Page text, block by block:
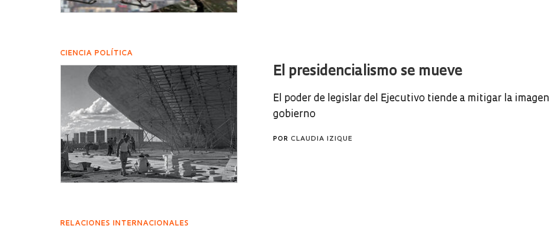
CIENCIA POLÍTICA
El presidencialismo se mueve
El poder de legislar del Ejecutivo tiende a mitigar la imagen
gobierno
POR CLAUDIA IZIQUE
RELACIONES INTERNACIONALES